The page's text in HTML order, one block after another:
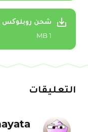
شحن روبلوکس
1 MB
التعليقات